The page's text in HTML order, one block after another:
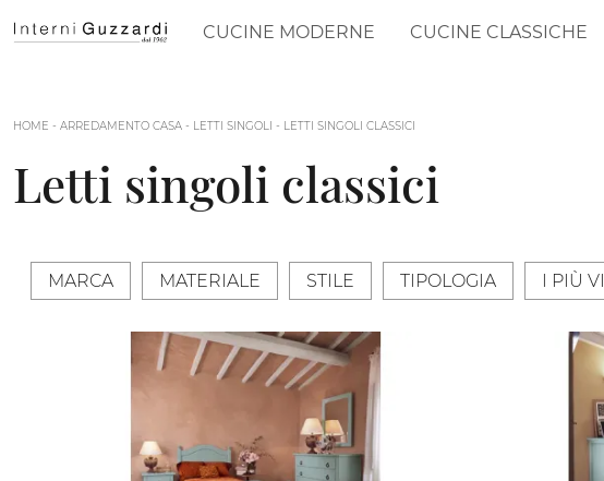
CUCINE MODERNE CUCINE CLASSICHE
HOME - ARREDAMENTO CASA - LETTI SINGOLI - LETTI SINGOLI CLASSICI
Letti singoli classici
MARCA MATERIALE STILE TIPOLOGIA I PIÙ